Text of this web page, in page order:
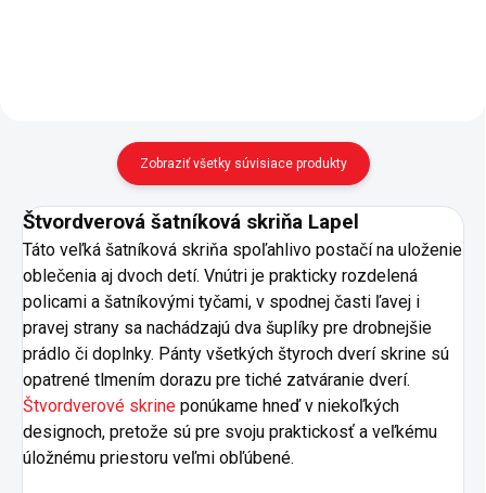
Zobraziť všetky súvisiace produkty
Štvordverová šatníková skriňa Lapel
Táto veľká šatníková skriňa spoľahlivo postačí na uloženie
oblečenia aj dvoch detí. Vnútri je prakticky rozdelená
policami a šatníkovými tyčami, v spodnej časti ľavej i
pravej strany sa nachádzajú dva šuplíky pre drobnejšie
prádlo či doplnky. Pánty všetkých štyroch dverí skrine sú
opatrené tlmením dorazu pre tiché zatváranie dverí.
Štvordverové skrine ponúkame hneď v niekoľkých
designoch, pretože sú pre svoju praktickosť a veľkému
úložnému priestoru veľmi obľúbené.